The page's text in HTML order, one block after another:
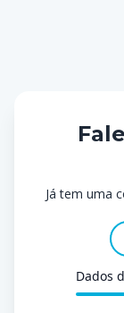
Já tem uma
Dados